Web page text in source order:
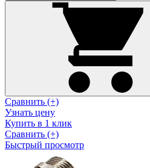
Сравнить (+)
Узнать цену
Купить в 1 клик
Сравнить (+)
Быстрый просмотр